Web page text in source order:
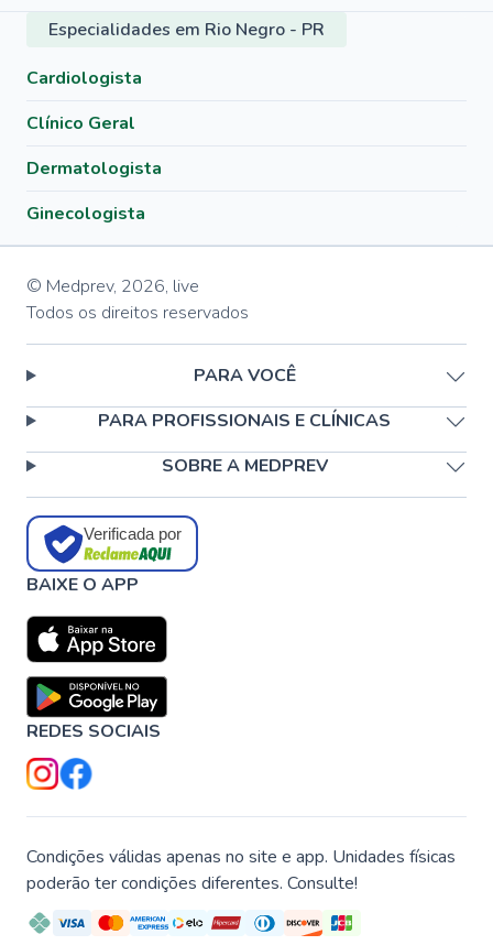
Especialidades em Rio Negro - PR
Cardiologista
Clínico Geral
Dermatologista
Ginecologista
© Medprev, 2026, live
Todos os direitos reservados
PARA VOCÊ
PARA PROFISSIONAIS E CLÍNICAS
SOBRE A MEDPREV
Verificada por
BAIXE O APP
REDES SOCIAIS
Condições válidas apenas no site e app. Unidades físicas
poderão ter condições diferentes. Consulte!